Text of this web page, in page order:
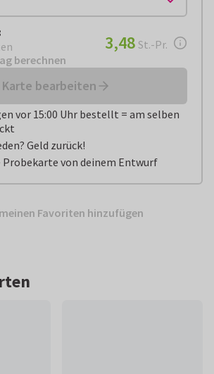
€ 3,48pro Stück
3,48 St.-Pr.
berechnen
Karte bearbeiten
vor 15:00 Uhr bestellt = am selben
Geld zurück!
von deinem Entwurf
Favoriten hinzufügen